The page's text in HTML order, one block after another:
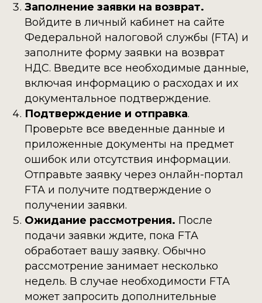
Заполнение заявки на возврат.
Войдите в личный кабинет на сайте
Федеральной налоговой службы (FTA) и
заполните форму заявки на возврат
НДС. Введите все необходимые данные,
включая информацию о расходах и их
документальное подтверждение.
Подтверждение и отправка.
Проверьте все введенные данные и
приложенные документы на предмет
ошибок или отсутствия информации.
Отправьте заявку через онлайн-портал
FTA и получите подтверждение о
получении заявки.
Ожидание рассмотрения. После
подачи заявки ждите, пока FTA
обработает вашу заявку. Обычно
рассмотрение занимает несколько
недель. В случае необходимости FTA
может запросить дополнительные